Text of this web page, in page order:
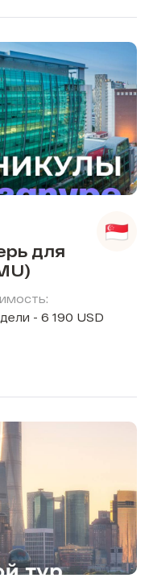
для
- 6 190 USD